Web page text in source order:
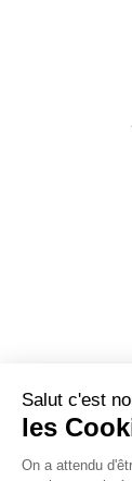
©
Salut c'est
les
On a attendu